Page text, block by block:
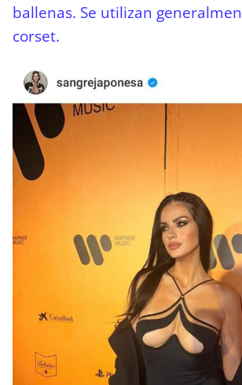
ballenas. Se utilizan
corset.